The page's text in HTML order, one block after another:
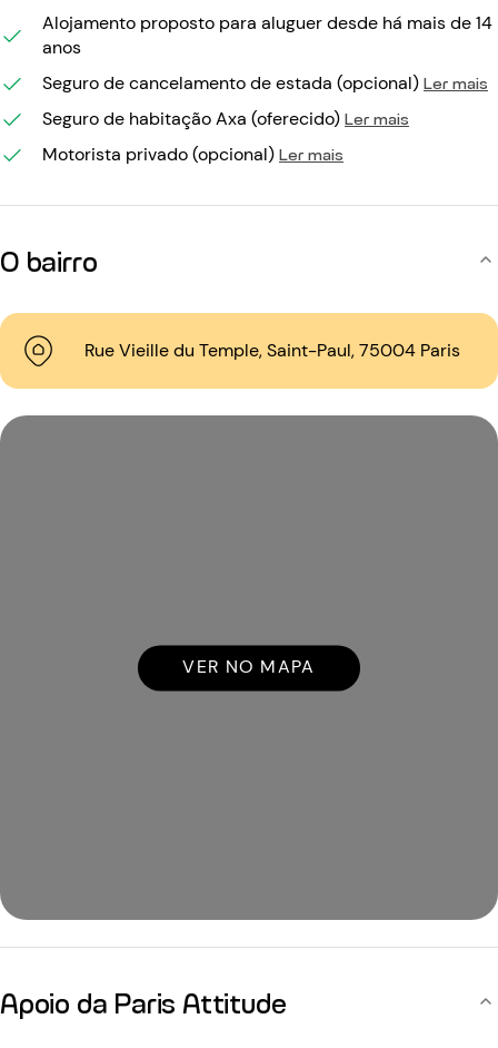
Alojamento proposto para aluguer desde há mais de 14
anos
Seguro de cancelamento de estada (opcional) Ler mais
Seguro de habitação Axa (oferecido) Ler mais
Motorista privado (opcional) Ler mais
O bairro
Rue Vieille du Temple, Saint-Paul, 75004 Paris
VER NO MAPA
Apoio da Paris Attitude